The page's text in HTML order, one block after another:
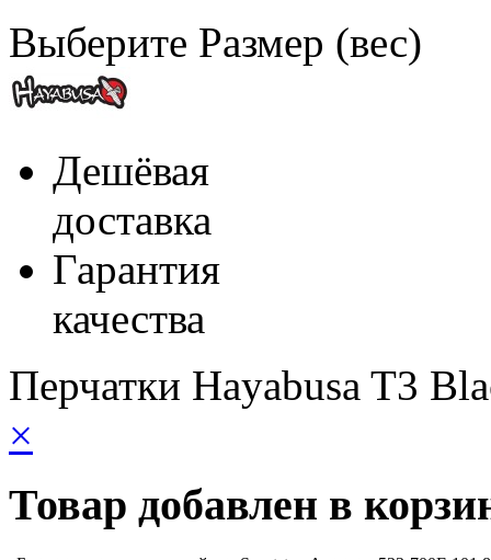
Выберите Размер (вес)
Дешёвая
доставка
Гарантия
качества
Перчатки Hayabusa T3
×
Товар добавлен в